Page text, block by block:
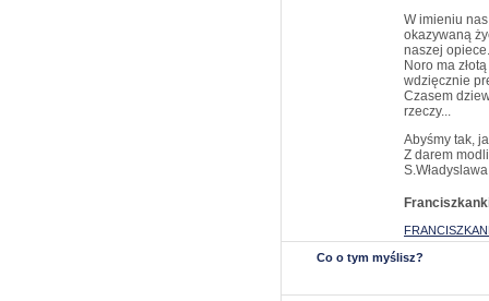
W imieniu
okazywaną
naszej opiece.
Noro ma
wdzięcznie
Czasem
rzeczy...
Abyśmy tak,
Z darem
Co o tym myślisz?